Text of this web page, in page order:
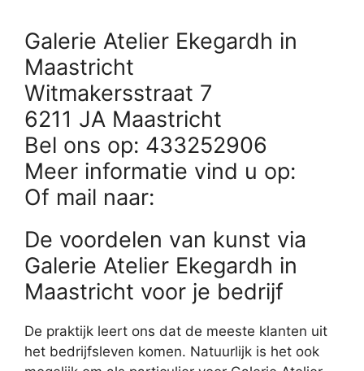
Galerie Atelier Ekegardh in
Maastricht
Witmakersstraat 7
6211 JA Maastricht
Bel ons op: 433252906
Meer informatie vind u op:
Of mail naar:
De voordelen van kunst via
Galerie Atelier Ekegardh in
Maastricht voor je bedrijf
De praktijk leert ons dat de meeste klanten uit
het bedrijfsleven komen. Natuurlijk is het ook